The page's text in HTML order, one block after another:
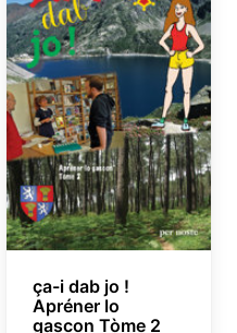
ça-i dab jo !
Apréner lo
gascon Tòme 2